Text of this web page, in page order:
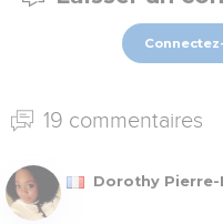
19 commentaires
Dorothy Pierre-